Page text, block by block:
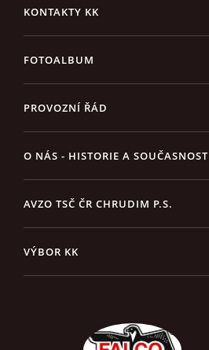
KONTAKTY KK
FOTOALBUM
PROVOZNÍ ŘÁD
O NÁS - HISTORIE A SOUČASNOST
AVZO TSČ ČR CHRUDIM P.S.
VÝBOR KK